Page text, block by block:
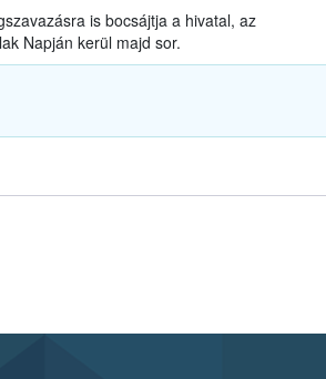
is bocsájtja a hivatal, az
Napján kerül majd sor.